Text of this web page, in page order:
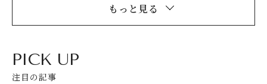
もっと見る
PICK UP
注目の記事